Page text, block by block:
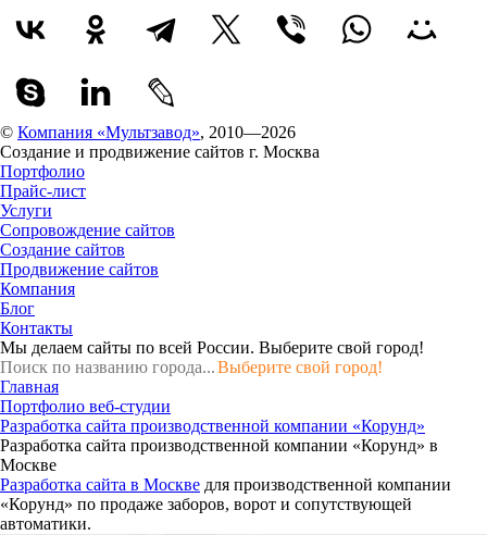
© Компания «Мультзавод», 2010—2026
Создание и продвижение сайтов г. Москва
Портфолио
Прайс-лист
Услуги
Сопровождение сайтов
Создание сайтов
Продвижение сайтов
Компания
Блог
Контакты
Мы делаем сайты по всей России. Выберите свой город!
Выберите свой город!
Главная
Портфолио веб-студии
Разработка сайта производственной компании «Корунд»
Разработка сайта производственной компании «Корунд» в
Москве
Разработка сайта в Москве для производственной компании
«Корунд» по продаже заборов, ворот и сопутствующей
автоматики.